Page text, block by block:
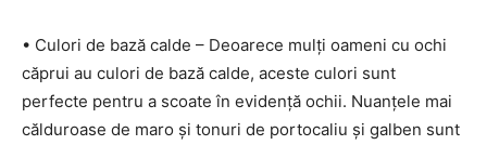
• Culori de bază calde – Deoarece mulți oameni cu ochi
căprui au culori de bază calde, aceste culori sunt
perfecte pentru a scoate în evidență ochii. Nuanțele mai
călduroase de maro și tonuri de portocaliu și galben sunt